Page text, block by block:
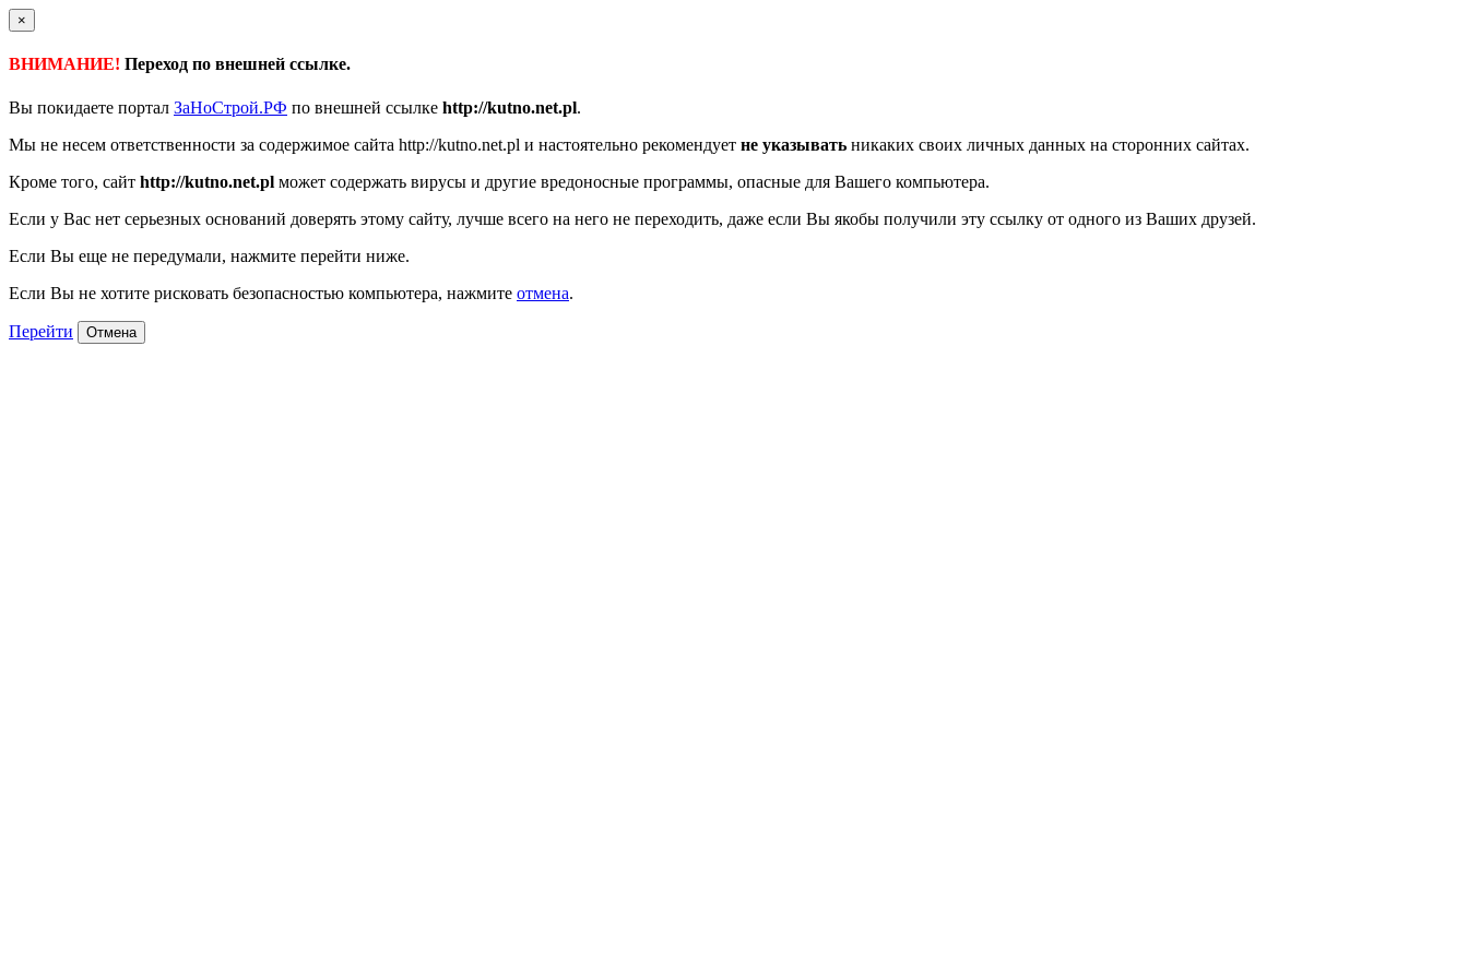
×
ВНИМАНИЕ! Переход по внешней ссылке.
Вы покидаете портал ЗаНоСтрой.РФ по внешней ссылке http://kutno.net.pl.
Мы не несем ответственности за содержимое сайта http://kutno.net.pl и настоятельно рекомендует не указывать никаких своих личных данных на сторонних сайтах.
Кроме того, сайт http://kutno.net.pl может содержать вирусы и другие вредоносные программы, опасные для Вашего компьютера.
Если у Вас нет серьезных оснований доверять этому сайту, лучше всего на него не переходить, даже если Вы якобы получили эту ссылку от одного из Ваших друзей.
Если Вы еще не передумали, нажмите перейти ниже.
Если Вы не хотите рисковать безопасностью компьютера, нажмите отмена.
Перейти Отмена